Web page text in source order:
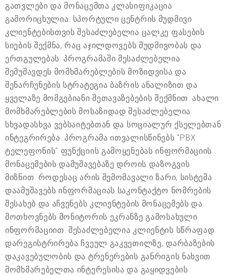
გათვლები და მონაცემთა კლასიფიკაცია
გამორიცხულია. სპორტული ცენტრის მუდმივი
კლიენტებისთვის შესაძლებელია ცალკე ფასების
სიების შექმნა, რაც აჯილდოვებს მუდმივობას და
ერთგულებას. პროგრამაში შესაძლებელია
შემუშავდეს მომხმარებლების მოზიდვისა და
შენარჩუნების სტრატეგია ბაზრის ანალიზით და
ყველაზე მომგებიანი შეთავაზებების შექმნით. ახალი
მომხმარებლების მოსაზიდად შესაძლებელია
სხვადასხვა ვებსაიტებთან და სოციალურ ქსელებთან
ინტეგრირება. პროგრამა ითვალისწინებს "PBX
ტელეფონის" ფუნქციის გამოყენებას ინფორმაციის
მონაცემების დამუშავებაზე დროის დაზოგვის
მიზნით. როდესაც არის შემომავალი ზარი, სისტემა
დაამუშავებს ინფორმაციას საკონტაქტო ნომრების
შესახებ და აჩვენებს კლიენტების მონაცემებს და
მოთხოვნებს მონიტორის ეკრანზე გამოსახული
ინფორმაციით. შესაძლებელია კლიენტის სწრაფად
დარეგისტრირება ჩვეულ გაკვეთილზე, დარბაზების
დაკავებულობის და ტრენერების განრიგის ნახვით.
მომხმარებელთა ინტერესისა და გაყიდვების